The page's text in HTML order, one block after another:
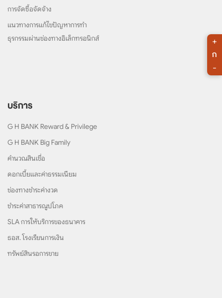
การจัดซื้อจัดจ้าง
แนวทางการแก้ไขปัญหาการทำ
ธุรกรรมผ่านช่องทางอิเล็กทรอนิกส์
บริการ
G H BANK Reward & Privilege
G H BANK Big Family
คำนวณสินเชื่อ
ดอกเบี้ยและค่าธรรมเนียม
ช่องทางชำระค่างวด
ชำระค่าสาธารณูปโภค
SLA การให้บริการของธนาคาร
ธอส. โรงเรียนการเงิน
ทรัพย์สินรอการขาย
+
ก
-